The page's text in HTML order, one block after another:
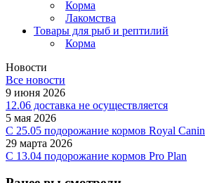
Корма
Лакомства
Товары для рыб и рептилий
Корма
Новости
Все новости
9 июня 2026
12.06 доставка не осуществляется
5 мая 2026
C 25.05 подорожание кормов Royal Canin
29 марта 2026
С 13.04 подорожание кормов Pro Plan